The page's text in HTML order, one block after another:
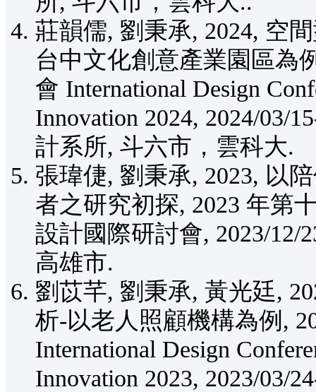
莊韻儒, 劉秉承, 2024, 空
台中文化創意產業園區為
會 International Design
Innovation 2024, 2024/03/
計系所, 斗六市，雲科大.
張瑋倢, 劉秉承, 2023, 以
者之研究初探, 2023 年第
設計國際研討會, 2023/12/
高雄市.
劉苡芊, 劉秉承, 黃光廷,
析-以老人照顧機構為例,
International Design
Innovation 2023, 2023/03/